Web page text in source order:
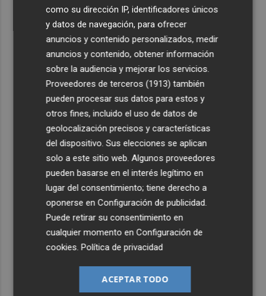
como su dirección IP, identificadores únicos
y datos de navegación, para ofrecer
anuncios y contenido personalizados, medir
anuncios y contenido, obtener información
sobre la audiencia y mejorar los servicios.
Proveedores de terceros (1913) también
pueden procesar sus datos para estos y
otros fines, incluido el uso de datos de
geolocalización precisos y características
del dispositivo. Sus elecciones se aplican
solo a este sitio web. Algunos proveedores
pueden basarse en el interés legítimo en
lugar del consentimiento; tiene derecho a
oponerse enConfiguración de publicidad
Puede retirar su consentimiento en
cualquier momento enConfiguración de
cookies .Política de privacidad
ACEPTAR TODO